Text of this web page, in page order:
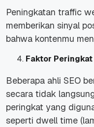
Peningkatan traffic
memberikan sinyal
bahwa kontenmu
Faktor
Beberapa ahli SEO
secara tidak
peringkat yang
seperti dwell time